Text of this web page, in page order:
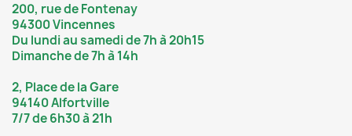
200, rue de Fontenay
94300 Vincennes
Du lundi au samedi de 7h à 20h15
Dimanche de 7h à 14h
2, Place de la Gare
94140 Alfortville
7/7 de 6h30 à 21h